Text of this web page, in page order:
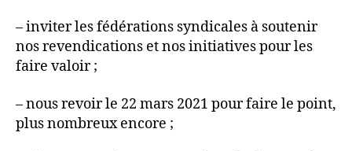
– inviter les fédérations syndicales à soutenir
nos revendications et nos initiatives pour les
faire valoir ;
– nous revoir le 22 mars 2021 pour faire le point,
plus nombreux encore ;